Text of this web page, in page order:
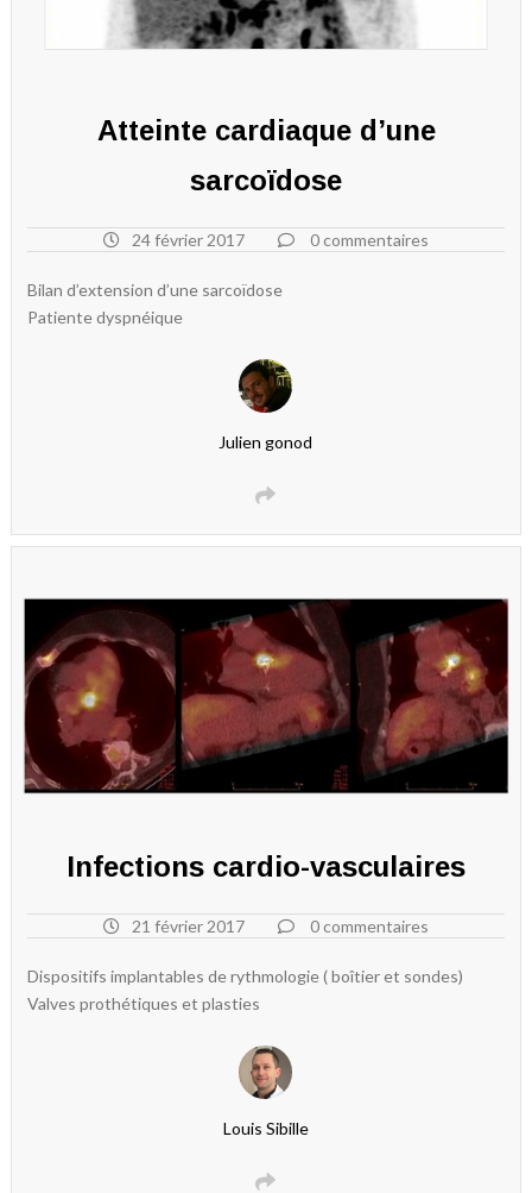
Atteinte cardiaque d’une
sarcoïdose
24 février 2017 0 commentaires
Bilan d’extension d’une sarcoïdose
Patiente dyspnéique
Julien gonod
Infections cardio-vasculaires
21 février 2017 0 commentaires
Dispositifs implantables de rythmologie ( boîtier et sondes)
Valves prothétiques et plasties
Louis Sibille